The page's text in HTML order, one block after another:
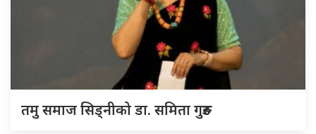
तमु समाज सिड्नीको डा. समिता गुरुङ